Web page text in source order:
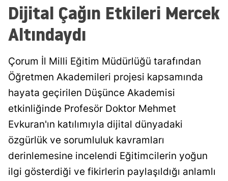
Amasya
Aydın
Balıkesir
Bilecik
Bingöl
Bitlis
Dijital Çağın Etkileri Mercek
Altındaydı
Çorum İl Milli Eğitim Müdürlüğü tarafından
Öğretmen Akademileri projesi kapsamında
hayata geçirilen Düşünce Akademisi
etkinliğinde Profesör Doktor Mehmet
Evkuran'ın katılımıyla dijital dünyadaki
özgürlük ve sorumluluk kavramları
derinlemesine incelendi Eğitimcilerin yoğun
ilgi gösterdiği ve fikirlerin paylaşıldığı anlamlı